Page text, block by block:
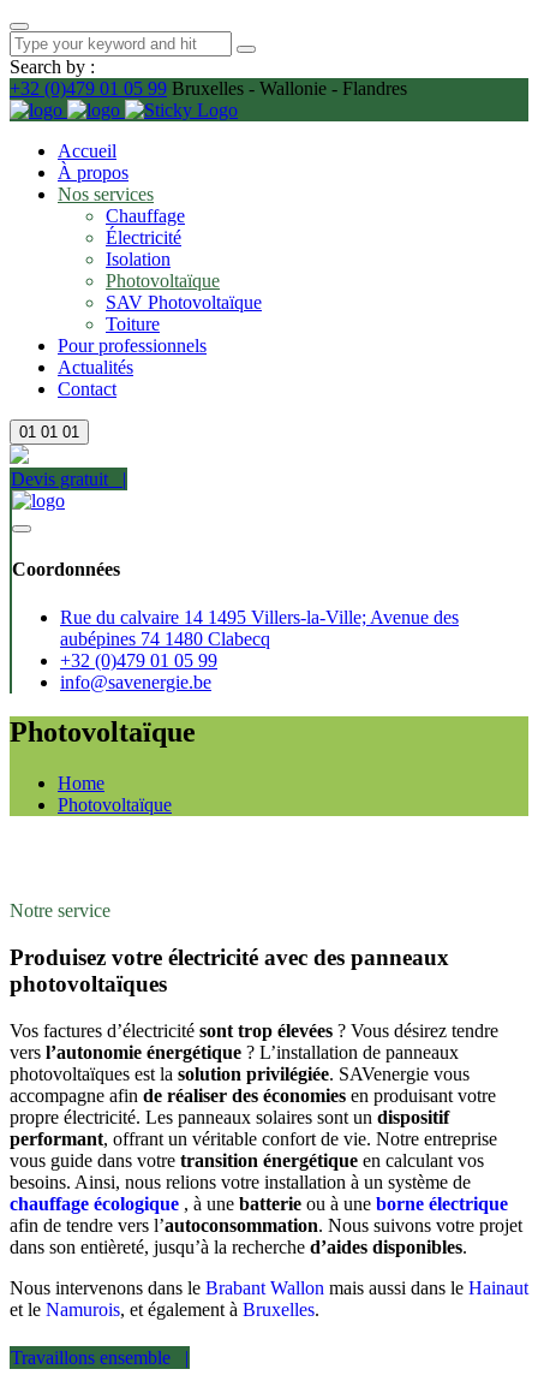
Search by :
+32 (0)479 01 05 99 Bruxelles - Wallonie - Flandres
Accueil
À propos
Nos services
Chauffage
Électricité
Isolation
Photovoltaïque
SAV Photovoltaïque
Toiture
Pour professionnels
Actualités
Contact
01 01 01
Devis gratuit |
Coordonnées
Rue du calvaire 14 1495 Villers-la-Ville; Avenue des
aubépines 74 1480 Clabecq
+32 (0)479 01 05 99
info@savenergie.be
Photovoltaïque
Home
Photovoltaïque
Notre service
Produisez votre électricité avec des panneaux
photovoltaïques
Vos factures d’électricité sont trop élevées ? Vous désirez tendre
vers l’autonomie énergétique ? L’installation de panneaux
photovoltaïques est la solution privilégiée. SAVenergie vous
accompagne afin de réaliser des économies en produisant votre
propre électricité. Les panneaux solaires sont un dispositif
performant, offrant un véritable confort de vie. Notre entreprise
vous guide dans votre transition énergétique en calculant vos
besoins. Ainsi, nous relions votre installation à un système de
chauffage écologique , à une batterie ou à une borne électrique
afin de tendre vers l’autoconsommation. Nous suivons votre projet
dans son entièreté, jusqu’à la recherche d’aides disponibles.
Nous intervenons dans le Brabant Wallon mais aussi dans le Hainaut
et le Namurois, et également à Bruxelles.
Travaillons ensemble |